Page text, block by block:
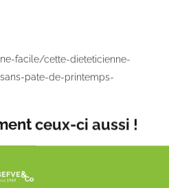
facile/cette-dieteticienne-
pate-de-printemps-
ceux-ci aussi !